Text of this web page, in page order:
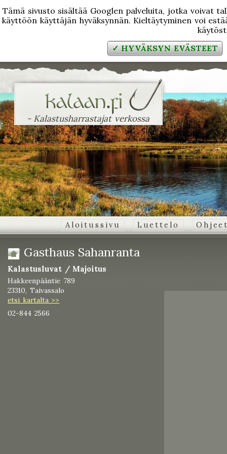
Tämä sivusto sisältää Googlen palveluita, jotka voivat
käyttöön käyttäjän hyväksynnän. Kieltäytyminen voi
✓ HYVÄKSYN EVÄSTEET
- Kalastusharrastajat verkossa
Aloitussivu Luettelo
Gasthaus Sahanranta
Kalastusluvat / Majoitus
Hakkeenpääntie 789
23310, Taivassalo
etsi kartalta >>
02-844 2566